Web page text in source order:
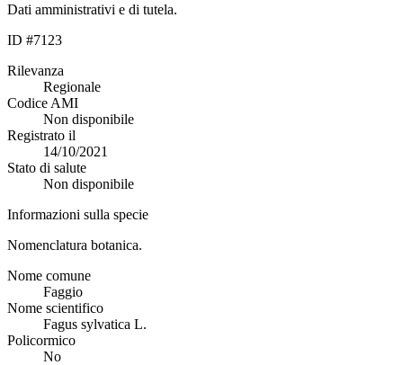
Dati amministrativi e di tutela.
ID #7123
Rilevanza
Regionale
Codice AMI
Non disponibile
Registrato il
14/10/2021
Stato di salute
Non disponibile
Informazioni sulla specie
Nomenclatura botanica.
Nome comune
Faggio
Nome scientifico
Fagus sylvatica L.
Policormico
No